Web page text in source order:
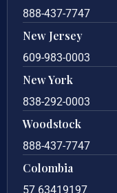
888-437-7747
New Jersey
609-983-0003
New York
838-292-0003
Woodstock
888-437-7747
Colombia
57 63419197